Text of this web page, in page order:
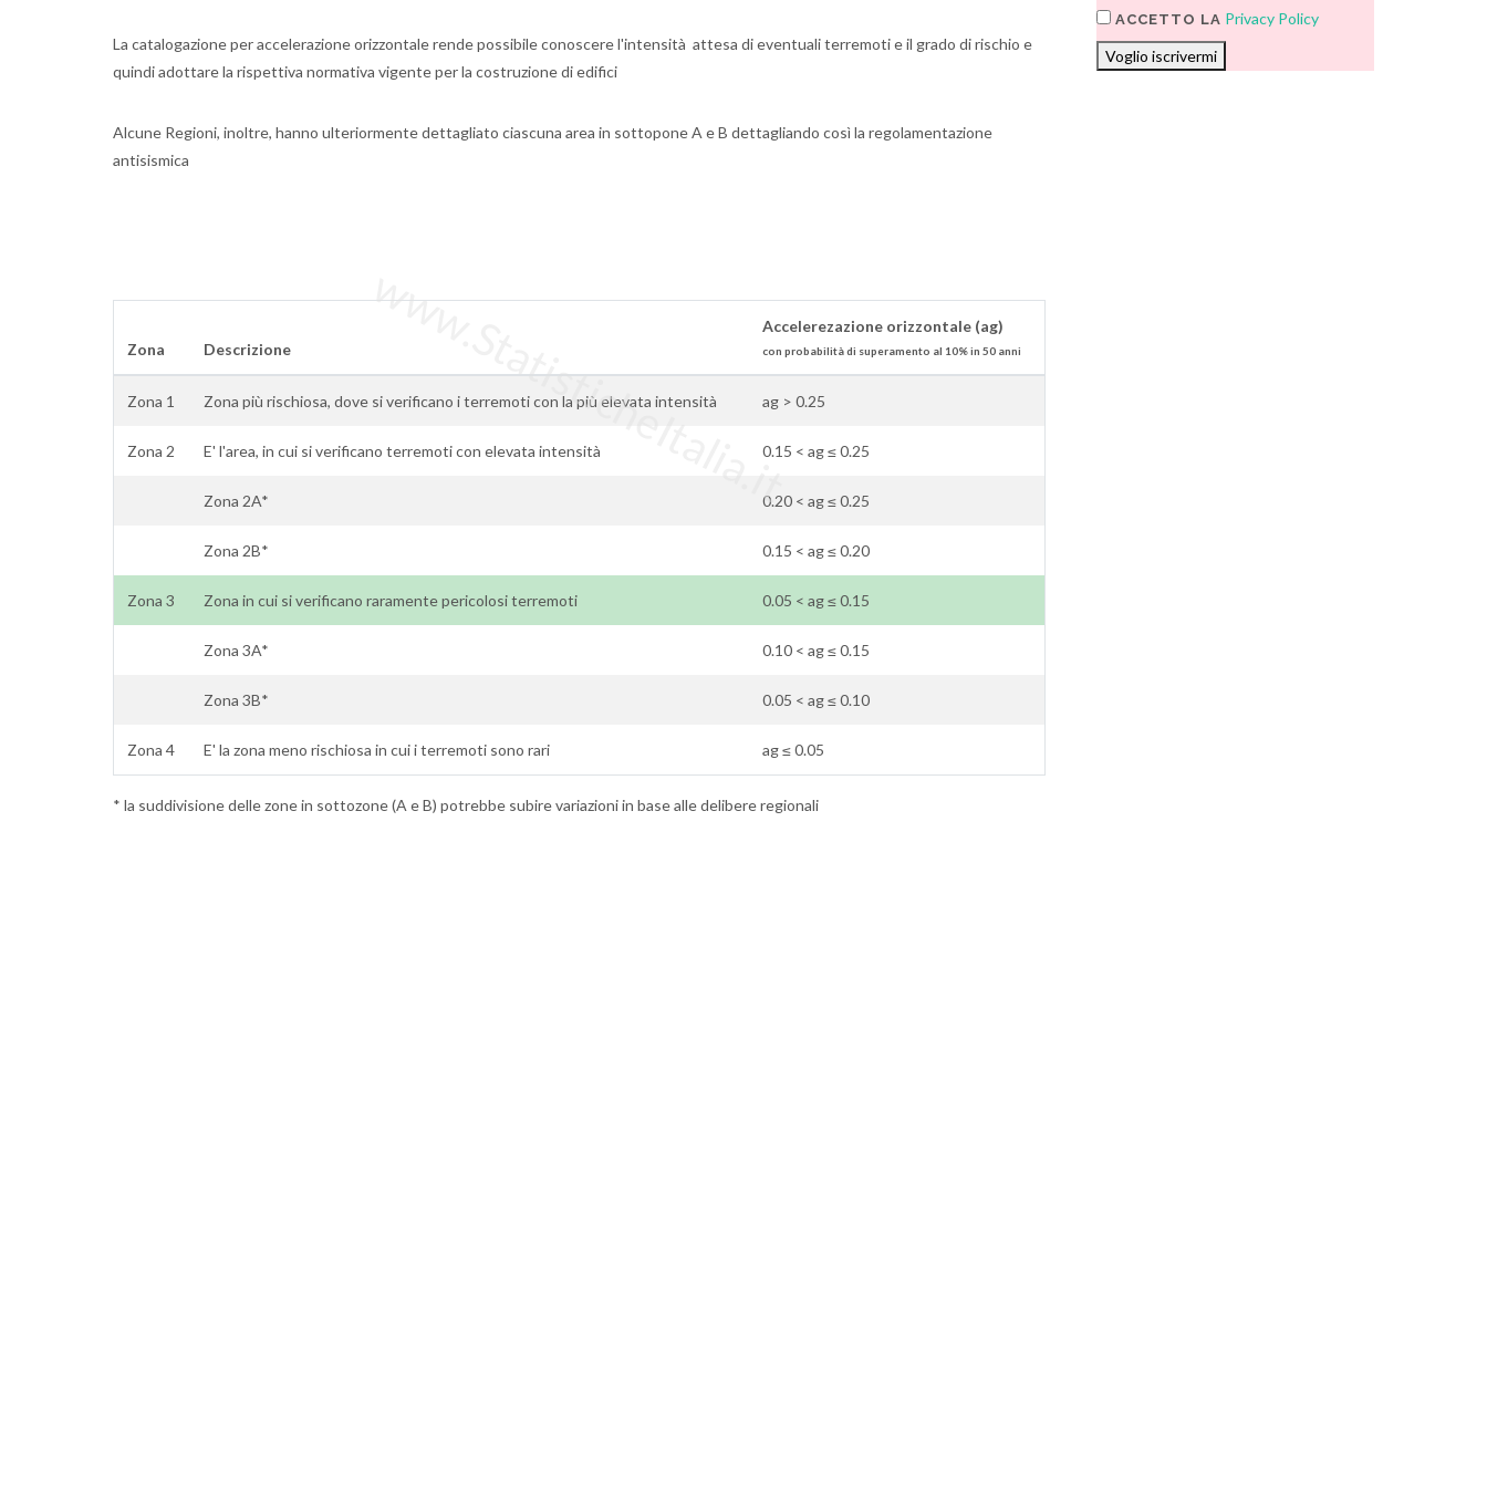
La catalogazione per accelerazione orizzontale rende possibile conoscere l'intensità attesa di eventuali terremoti e il grado di rischio e
quindi adottare la rispettiva normativa vigente per la costruzione di edifici
Alcune Regioni, inoltre, hanno ulteriormente dettagliato ciascuna area in sottopone A e B dettagliando così la regolamentazione
antisismica
Zona Descrizione
Accelerezazione orizzontale (ag)
con probabilità di superamento al 10% in 50 anni
Zona 1 Zona più rischiosa, dove si verificano i terremoti con la più elevata intensità ag > 0.25
Zona 2 E' l'area, in cui si verificano terremoti con elevata intensità 0.15 < ag ≤ 0.25
Zona 2A* 0.20 < ag ≤ 0.25
Zona 2B* 0.15 < ag ≤ 0.20
Zona 3 Zona in cui si verificano raramente pericolosi terremoti 0.05 < ag ≤ 0.15
Zona 3A* 0.10 < ag ≤ 0.15
Zona 3B* 0.05 < ag ≤ 0.10
Zona 4 E' la zona meno rischiosa in cui i terremoti sono rari ag ≤ 0.05
www.StatisticheItalia.it
* la suddivisione delle zone in sottozone (A e B) potrebbe subire variazioni in base alle delibere regionali
ACCETTO LA Privacy Policy
Voglio iscrivermi